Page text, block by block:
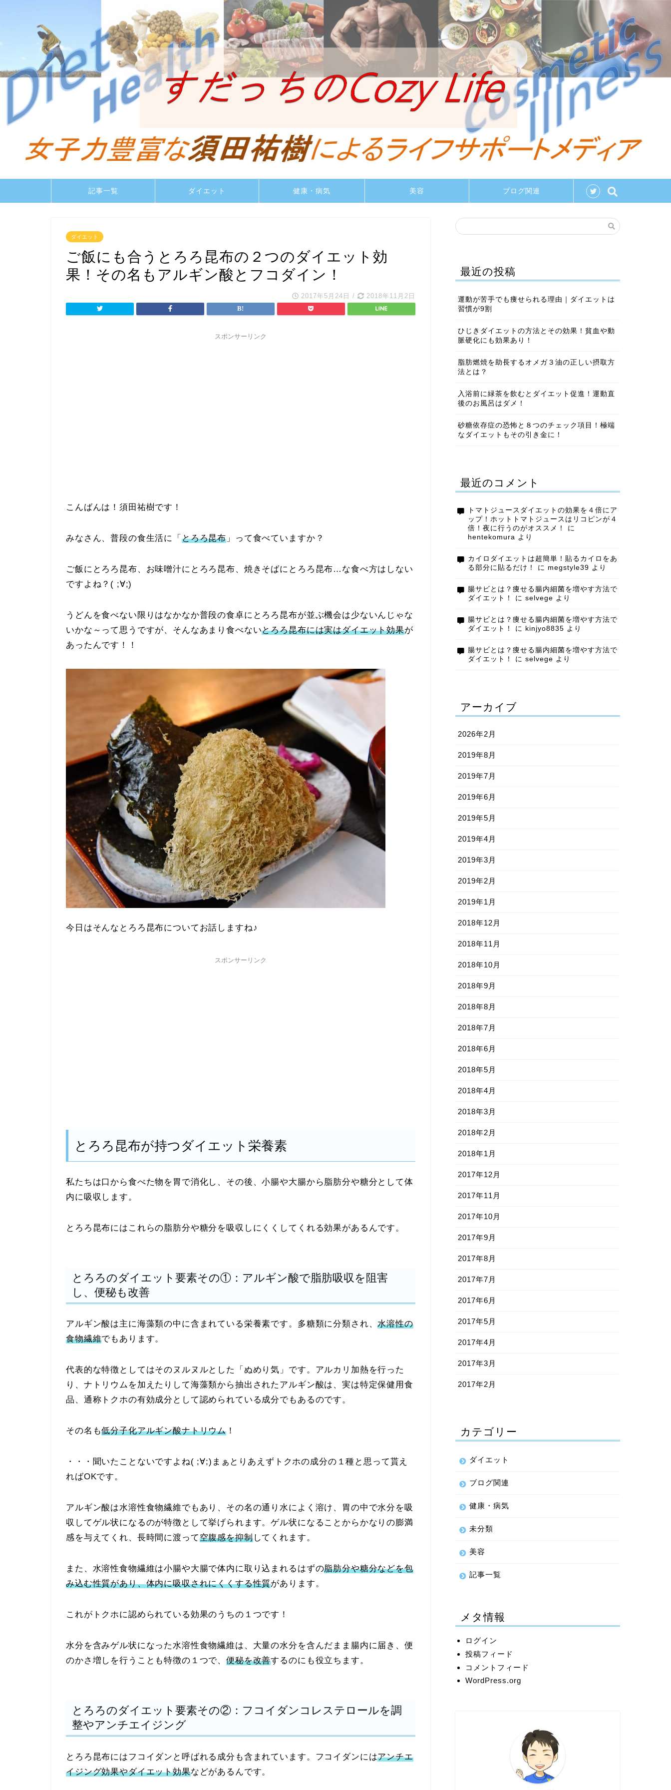
記事一覧 ダイエット 健康・病気 美容 ブログ関連
ダイエット
ご飯にも合うとろろ昆布の２つのダイエット効
果！その名もアルギン酸とフコダイン！
2017年5月24日 / 2018年11月2日
スポンサーリンク
こんばんは！須田祐樹です！
みなさん、普段の食生活に「 とろろ昆布 」って食べていますか？
ご飯にとろろ昆布、お味噌汁にとろろ昆布、焼きそばにとろろ昆布…な食べ方はしない
ですよね？( ;∀;)
うどんを食べない限りはなかなか普段の食卓にとろろ昆布が並ぶ機会は少ないんじゃな
いかな～って思うですが、そんなあまり食べないとろろ昆布には実はダイエット効果が
あったんです！！
今日はそんなとろろ昆布についてお話しますね♪
スポンサーリンク
とろろ昆布が持つダイエット栄養素
私たちは口から食べた物を胃で消化し、その後、小腸や大腸から脂肪分や糖分として体
内に吸収します。
とろろ昆布にはこれらの脂肪分や糖分を吸収しにくくしてくれる効果があるんです。
とろろのダイエット要素その①：アルギン酸で脂肪吸収を阻害
し、便秘も改善
アルギン酸は主に海藻類の中に含まれている栄養素です。多糖類に分類され、水溶性の
食物繊維でもあります。
代表的な特徴としてはそのヌルヌルとした「ぬめり気」です。アルカリ加熱を行った
り、ナトリウムを加えたりして海藻類から抽出されたアルギン酸は、実は特定保健用食
品、通称トクホの有効成分として認められている成分でもあるのです。
その名も低分子化アルギン酸ナトリウム ！
・・・聞いたことないですよね( ;∀;)まぁとりあえずトクホの成分の１種と思って貰え
ればOKです。
アルギン酸は水溶性食物繊維でもあり、その名の通り水によく溶け、胃の中で水分を吸
収してゲル状になるのが特徴として挙げられます。ゲル状になることからかなりの膨満
感を与えてくれ、長時間に渡って空腹感を抑制してくれます。
また、水溶性食物繊維は小腸や大腸で体内に取り込まれるはずの脂肪分や糖分などを包
み込む性質があり、体内に吸収されにくくする性質があります。
これがトクホに認められている効果のうちの１つです！
水分を含みゲル状になった水溶性食物繊維は、大量の水分を含んだまま腸内に届き、便
のかさ増しを行うことも特徴の１つで、便秘を改善するのにも役立ちます。
とろろのダイエット要素その②：フコイダンコレステロールを調
整やアンチエイジング
とろろ昆布にはフコイダンと呼ばれる成分も含まれています。フコイダンにはアンチエ
イジング効果やダイエット効果などがあるんです。
最近の投稿
運動が苦手でも痩せられる理由｜ダイエットは
習慣が9割
ひじきダイエットの方法とその効果！貧血や動
脈硬化にも効果あり！
脂肪燃焼を助長するオメガ３油の正しい摂取方
法とは？
入浴前に緑茶を飲むとダイエット促進！運動直
後のお風呂はダメ！
砂糖依存症の恐怖と８つのチェック項目！極端
なダイエットもその引き金に！
最近のコメント
トマトジュースダイエットの効果を４倍にア
ップ！ホットトマトジュースはリコピンが４
倍！夜に行うのがオススメ！
に
hentekomura より
カイロダイエットは超簡単！貼るカイロをあ
る部分に貼るだけ！
に megstyle39 より
腸サビとは？痩せる腸内細菌を増やす方法で
ダイエット！
に selvege より
腸サビとは？痩せる腸内細菌を増やす方法で
ダイエット！
に kinjyo8835 より
腸サビとは？痩せる腸内細菌を増やす方法で
ダイエット！
に selvege より
アーカイブ
2026年2月
2019年8月
2019年7月
2019年6月
2019年5月
2019年4月
2019年3月
2019年2月
2019年1月
2018年12月
2018年11月
2018年10月
2018年9月
2018年8月
2018年7月
2018年6月
2018年5月
2018年4月
2018年3月
2018年2月
2018年1月
2017年12月
2017年11月
2017年10月
2017年9月
2017年8月
2017年7月
2017年6月
2017年5月
2017年4月
2017年3月
2017年2月
カテゴリー
ダイエット
ブログ関連
健康・病気
未分類
美容
記事一覧
メタ情報
ログイン
投稿フィード
コメントフィード
WordPress.org